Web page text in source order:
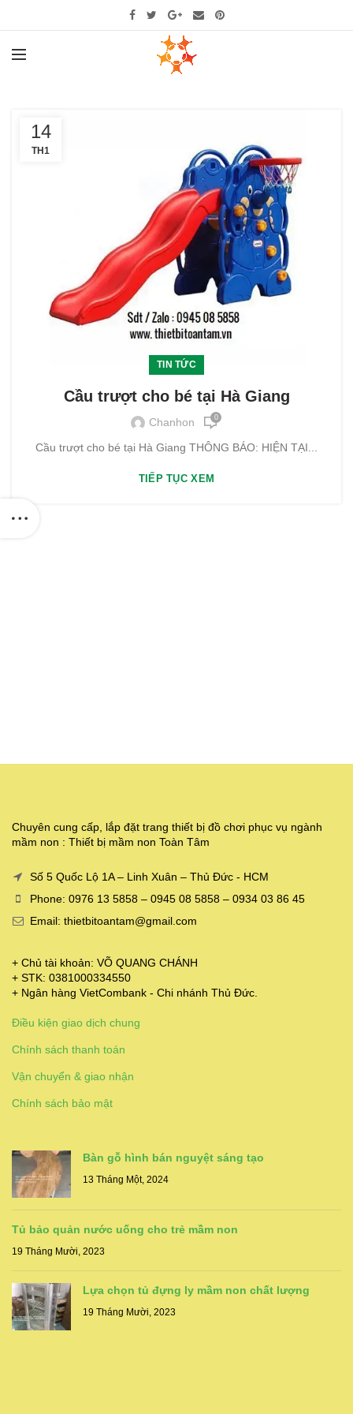
14
TH1
TIN TỨC
Cầu trượt cho bé tại Hà Giang
Chanhon 0
Cầu trượt cho bé tại Hà Giang THÔNG BÁO: HIỆN TẠI...
TIẾP TỤC XEM
Chuyên cung cấp, lắp đặt trang thiết bị đồ chơi phục vụ ngành
mầm non : Thiết bị mầm non Toàn Tâm
Số 5 Quốc Lộ 1A – Linh Xuân – Thủ Đức - HCM
Phone: 0976 13 5858 – 0945 08 5858 – 0934 03 86 45
Email: thietbitoantam@gmail.com
+ Chủ tài khoản: VÕ QUANG CHÁNH
+ STK: 0381000334550
+ Ngân hàng VietCombank - Chi nhánh Thủ Đức.
Điều kiện giao dịch chung
Chính sách thanh toán
Vận chuyển & giao nhận
Chính sách bảo mật
Bàn gỗ hình bán nguyệt sáng tạo
13 Tháng Một, 2024
Tủ bảo quản nước uống cho trẻ mầm non
19 Tháng Mười, 2023
Lựa chọn tủ đựng ly mầm non chất lượng
19 Tháng Mười, 2023